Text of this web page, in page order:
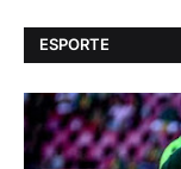
ESPORTE